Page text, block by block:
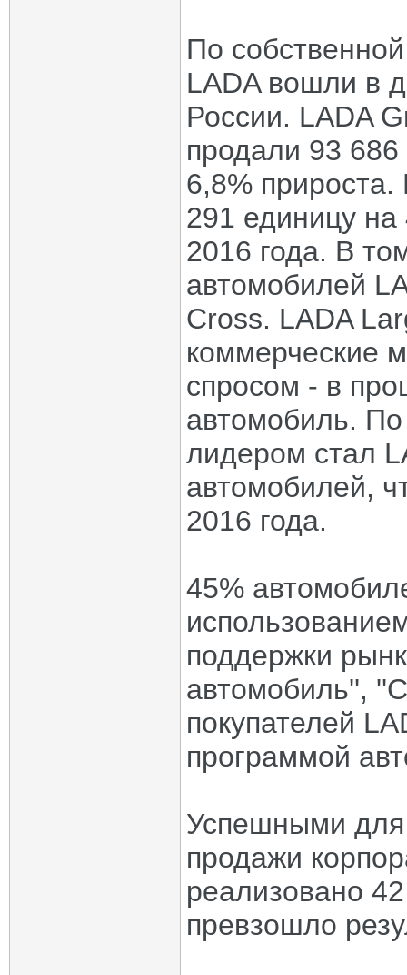
По
LADA вошли в
России. LADA
продали 93 686
6,8% прироста.
291 единицу на
2016 года. В
автомобилей
Cross. LADA
коммерческие
спросом - в
автомобиль.
лидером стал
автомобилей,
2016 года.
45%
поддержки
автомобиль'',
покупателей
программой
Успешными для
продажи
реализовано
превзошло